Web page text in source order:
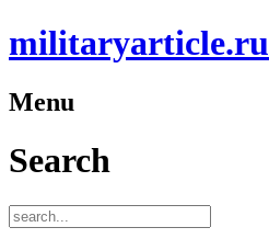
militaryarticle.ru
Menu
Search